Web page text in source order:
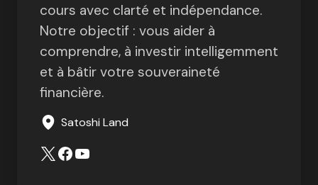
cours avec clarté et indépendance.
Notre objectif : vous aider à
comprendre, à investir intelligemment
et à bâtir votre souveraineté
financière.
Satoshi Land